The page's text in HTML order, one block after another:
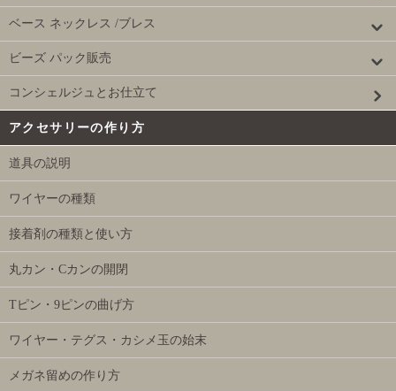
ベース ネックレス /ブレス
ビーズ パック販売
コンシェルジュとお仕立て
アクセサリーの作り方
道具の説明
ワイヤーの種類
接着剤の種類と使い方
丸カン・Cカンの開閉
Tピン・9ピンの曲げ方
ワイヤー・テグス・カシメ玉の始末
メガネ留めの作り方